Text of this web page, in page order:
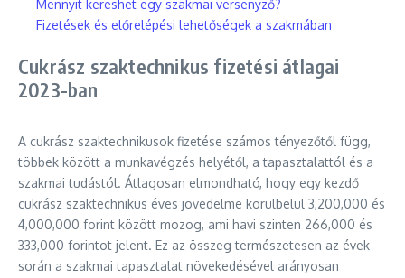
Mennyit kereshet egy szakmai versenyző?
Fizetések és előrelépési lehetőségek a szakmában
Cukrász szaktechnikus fizetési átlagai
2023-ban
A cukrász szaktechnikusok fizetése számos tényezőtől függ,
többek között a munkavégzés helyétől, a tapasztalattól és a
szakmai tudástól. Átlagosan elmondható, hogy egy kezdő
cukrász szaktechnikus éves jövedelme körülbelül 3,200,000 és
4,000,000 forint között mozog, ami havi szinten 266,000 és
333,000 forintot jelent. Ez az összeg természetesen az évek
során a szakmai tapasztalat növekedésével arányosan